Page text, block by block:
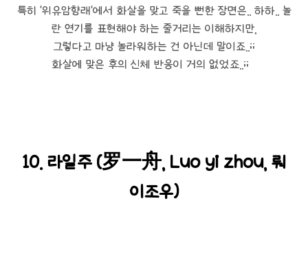
특히 '위유암향래'에서 화살을 맞고 죽을 뻔한 장면은.. 하하.. 놀
란 연기를 표현해야 하는 줄거리는 이해하지만,
그렇다고 마냥 놀라워하는 건 아닌데 말이죠..;;
화살에 맞은 후의 신체 반응이 거의 없었죠..;;
10. 라일주 (罗一舟, Luo yi zhou, 뤄
이조우)